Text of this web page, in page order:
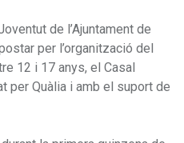
de l’Ajuntament de
per l’organització del
12 i 17 anys, el Casal
per Quàlia i amb el suport de